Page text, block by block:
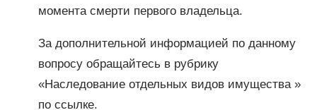
момента смерти первого владельца.
За дополнительной информацией по данному
вопросу обращайтесь в рубрику
«Наследование отдельных видов имущества »
по ссылке.